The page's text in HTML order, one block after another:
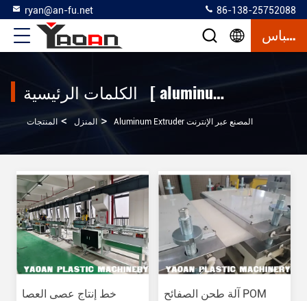
ryan@an-fu.net 86-138-25752088
إقتباس
الكلمات الرئيسية [ aluminum extruder ] المباراة 22 المنتجات
المنزل > المنتجات > Aluminum Extruder المصنع عبر الإنترنت
خط إنتاج عصى العصا
آلة طحن الصفائح POM